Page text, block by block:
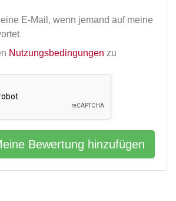
E-Mail, wenn jemand auf meine
Nutzungsbedingungen zu
Bewertung hinzufügen